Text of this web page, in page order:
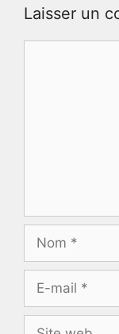
Laisser un
mail